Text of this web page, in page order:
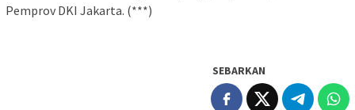
Pemprov DKI Jakarta. (***)
SEBARKAN